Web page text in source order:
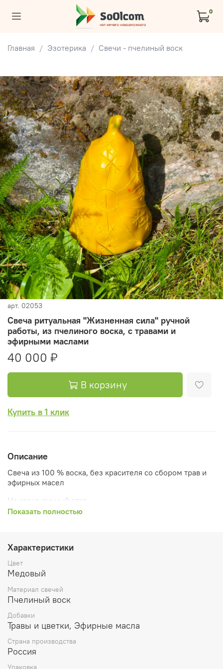
0
Главная Эзотерика Свечи - пчелиный воск
арт. 02053
Свеча ритуальная "Жизненная сила" ручной
работы, из пчелиного воска, с травами и
эфирными маслами
40 000 ₽
В корзину
Купить в 1 клик
Описание
Свеча из 100 % воска, без красителя со сбором трав и
эфирных масел
На свече рунный став.
Размер свечи 14х8,5 см
Можно использовать неоднократно.
Возвращает в ресурсное состояние. Помогает
преодолеть болезни и просто увеличить жизненный
тонус
Наши свечи для ритуалов изготовлены вручную
руками мастера. В них вложена сильная
энергетика.
Показать полностью
Характеристики
Цвет
Медовый
Материал свечей
Пчелиный воск
Добавки
Травы и цветки, Эфирные масла
Страна производства
Россия
Упаковка